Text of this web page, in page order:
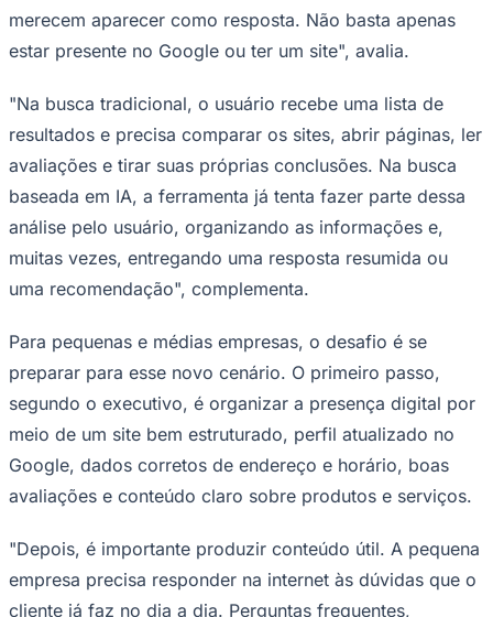
Corinthians
merecem aparecer como resposta. Não basta apenas
estar presente no Google ou ter um site", avalia.
"Na busca tradicional, o usuário recebe uma lista de
resultados e precisa comparar os sites, abrir páginas, ler
avaliações e tirar suas próprias conclusões. Na busca
baseada em IA, a ferramenta já tenta fazer parte dessa
análise pelo usuário, organizando as informações e,
muitas vezes, entregando uma resposta resumida ou
uma recomendação", complementa.
Para pequenas e médias empresas, o desafio é se
preparar para esse novo cenário. O primeiro passo,
segundo o executivo, é organizar a presença digital por
meio de um site bem estruturado, perfil atualizado no
Google, dados corretos de endereço e horário, boas
avaliações e conteúdo claro sobre produtos e serviços.
"Depois, é importante produzir conteúdo útil. A pequena
empresa precisa responder na internet às dúvidas que o
cliente já faz no dia a dia. Perguntas frequentes,